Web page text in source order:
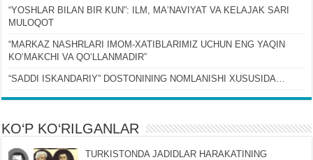
“YOSHLAR BILAN BIR KUN”: ILM, MAʼNAVIYAT VA KELAJAK SARI
MULOQOT
“MARKAZ NASHRLARI IMOM-XATIBLARIMIZ UCHUN ENG YAQIN
KOʻMAKCHI VA QOʻLLANMADIR”
“SADDI ISKANDARIY” DOSTONINING NOMLANISHI XUSUSIDA…
KO‘P KO‘RILGANLAR
TURKISTONDA JADIDLAR HARAKATINING